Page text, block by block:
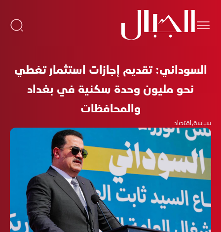
السوداني: تقديم إجازات استثمار تغطي
نحو مليون وحدة سكنية في بغداد
والمحافظات
سياسة،اقتصاد